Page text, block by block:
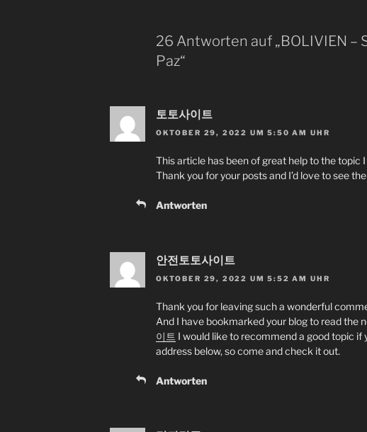
26 Antworten auf „BOLIVIEN –
Paz“
토토사이트
OKTOBER 29, 2022 UM 5:50 AM UHR
This article has been of great help to the topic
Thank you for your posts and I’d love to see
Antworten
안전토토사이트
OKTOBER 29, 2022 UM 5:52 AM UHR
Thank you for leaving such a wonderful
And I have bookmarked your blog to read the
이트 I would like to recommend a good topic if
address below, so come and check it out.
Antworten